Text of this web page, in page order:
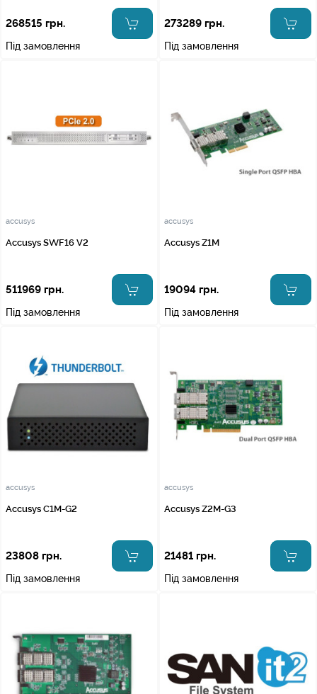
268515 грн.
Під замовлення
273289 грн.
Під замовлення
accusys
Accusys SWF16 V2
511969 грн.
Під замовлення
accusys
Accusys Z1M
19094 грн.
Під замовлення
accusys
Accusys C1M-G2
23808 грн.
Під замовлення
accusys
Accusys Z2M-G3
21481 грн.
Під замовлення